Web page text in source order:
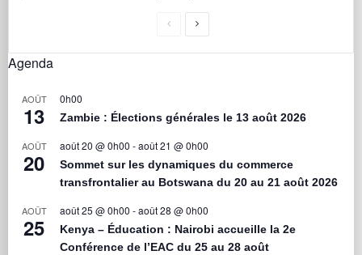
Agenda
AOÛT
13
0h00
Zambie : Élections générales le 13 août 2026
AOÛT
20
août 20 @ 0h00 -août 21 @ 0h00
Sommet sur les dynamiques du commerce
transfrontalier au Botswana du 20 au 21 août 2026
AOÛT
25
août 25 @ 0h00 -août 28 @ 0h00
Kenya – Éducation : Nairobi accueille la 2e
Conférence de l’EAC du 25 au 28 août